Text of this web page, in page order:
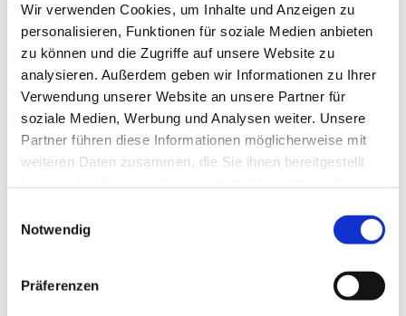
Wir verwenden Cookies, um Inhalte und Anzeigen zu
personalisieren, Funktionen für soziale Medien anbieten
zu können und die Zugriffe auf unsere Website zu
analysieren. Außerdem geben wir Informationen zu Ihrer
Verwendung unserer Website an unsere Partner für
soziale Medien, Werbung und Analysen weiter. Unsere
Partner führen diese Informationen möglicherweise mit
weiteren Daten zusammen, die Sie ihnen bereitgestellt
Notwendig
Präferenzen
Dies könnte Sie auch
interessieren